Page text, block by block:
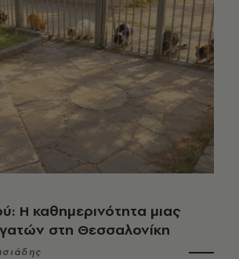
Η καθημερινότητα μιας
γατών στη Θεσσαλονίκη